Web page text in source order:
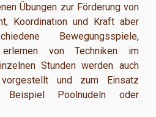
Übungen zur Förderung von
Koordination und Kraft aber
Bewegungsspiele,
erlernen von Techniken im
Stunden werden auch
und zum Einsatz
Poolnudeln oder